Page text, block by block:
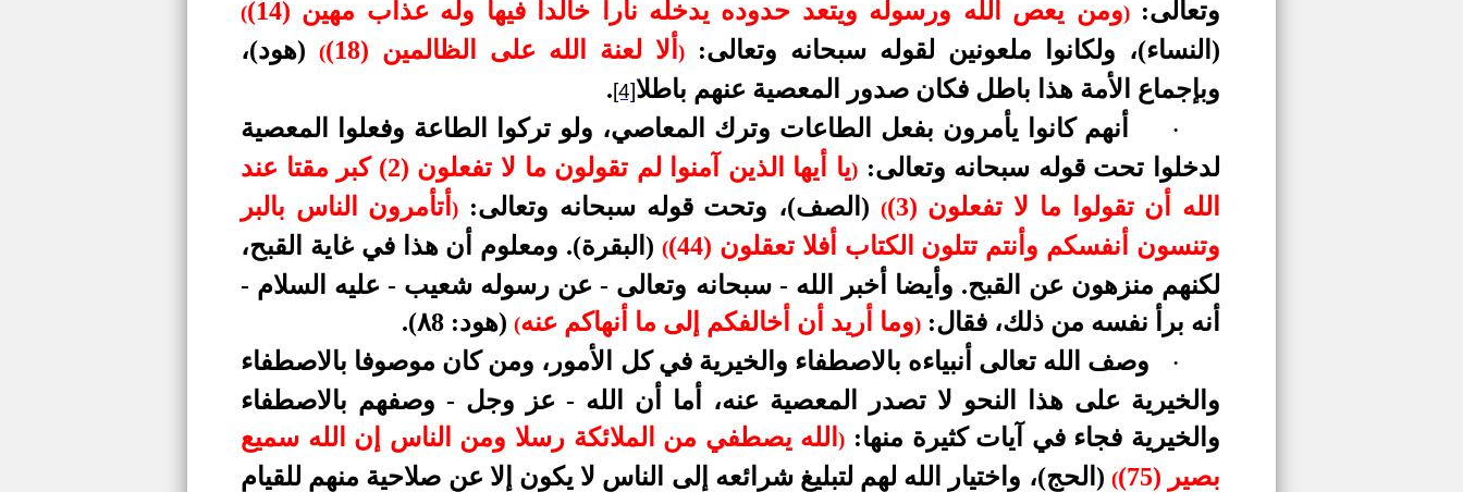
وتعالى:)ومن يعص الله ورسوله ويتعد حدوده يدخله نارا خالدا فيها وله عذاب مهين (14) (
(النساء)، ولكانوا ملعونين لقوله سبحانه وتعالى: ) ألا لعنة الله على الظالمين (18) ( (هود)،
وبإجماع الأمة هذا باطل فكان صدور المعصية عنهم باطلا[4]
.
·
أنهم كانوا يأمرون بفعل الطاعات وترك المعاصي، ولو تركوا الطاعة وفعلوا المعصية
لدخلوا تحت قوله سبحانه وتعالى: )
يا أيها الذين آمنوا لم تقولون ما لا تفعلون (2) كبر مقتا عند
الله أن تقولوا ما لا تفعلون (3)
( (الصف)، وتحت قوله سبحانه وتعالى: )أتأمرون الناس بالبر
وتنسون أنفسكم وأنتم تتلون الكتاب أفلا تعقلون (44)
( (البقرة). ومعلوم أن هذا في غاية القبح،
لكنهم منزهون عن القبح. وأيضا أخبر الله - سبحانه وتعالى - عن رسوله شعيب - عليه السلام -
أنه برأ نفسه من ذلك، فقال: )وما أريد أن أخالفكم إلى ما أنهاكم عنه( (هود: ٨8).
·
وصف الله تعالى أنبياءه بالاصطفاء والخيرية في كل الأمور، ومن كان موصوفا بالاصطفاء
والخيرية على هذا النحو لا تصدر المعصية عنه، أما أن الله - عز وجل - وصفهم بالاصطفاء
والخيرية فجاء في آيات كثيرة منها: )الله يصطفي من الملائكة رسلا ومن الناس إن الله سميع
بصير (75)
( (الحج)، واختيار الله لهم لتبليغ شرائعه إلى الناس لا يكون إلا عن صلاحية منهم للقيام